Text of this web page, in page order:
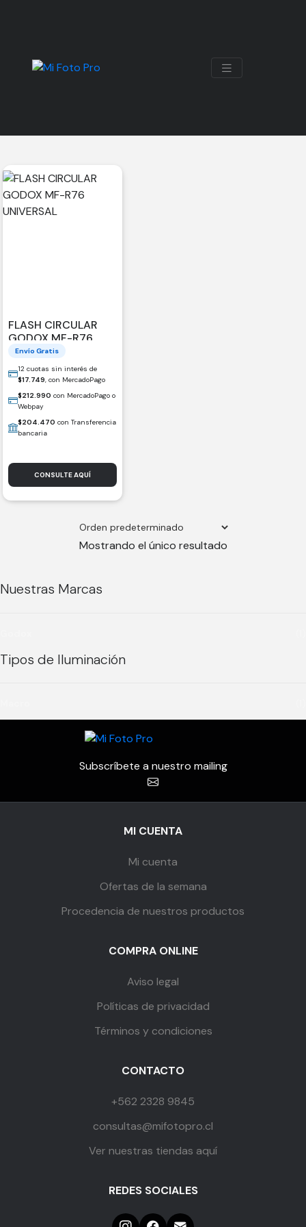
FLASH CIRCULAR
GODOX MF-R76
UNIVERSAL
Envío Gratis
12 cuotas sin interés de
$17.749, con MercadoPago
$212.990 con MercadoPago o
Webpay
$204.470 con Transferencia
bancaria
CONSULTE AQUÍ
Mostrando el único resultado
Nuestras Marcas
Tipos de Iluminación
Subscríbete a nuestro mailing
MI CUENTA
Mi cuenta
Ofertas de la semana
Procedencia de nuestros productos
COMPRA ONLINE
Aviso legal
Políticas de privacidad
Términos y condiciones
CONTACTO
+562 2328 9845
consultas@mifotopro.cl
Ver nuestras tiendas aquí
REDES SOCIALES